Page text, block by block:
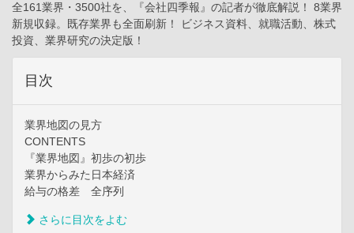
全161業界・3500社を、『会社四季報』の記者が徹底解説！ 8業界
新規収録。既存業界も全面刷新！ ビジネス資料、就職活動、株式
投資、業界研究の決定版！
目次
業界地図の見方
CONTENTS
『業界地図』初歩の初歩
業界からみた日本経済
給与の格差 全序列
さらに目次をよむ